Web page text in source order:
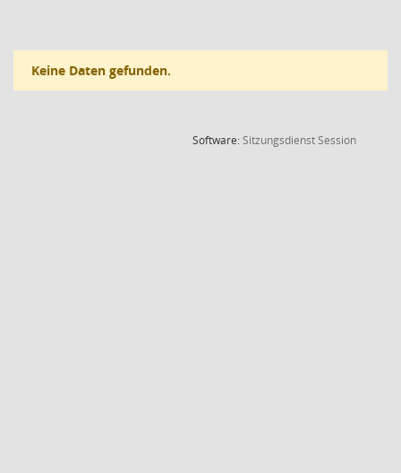
Keine Daten gefunden.
Software:SitzungsdienstSession(Wird in